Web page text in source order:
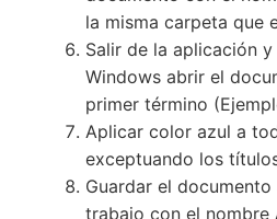
la misma carpeta que
Salir de la aplicación
Windows abrir el
primer término
Aplicar color azul a
exceptuando los
Guardar el
trabajo con el nombre